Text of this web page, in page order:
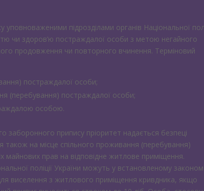
підрозділами органів Національної
чи здоров’ю постраждалої особи з метою негайного
продовження чи повторного вчинення. Терміновий
постраждалої особи;
(перебування) постраждалої особи;
особою.
заборонного припису пріоритет надається безпеці
на місце спільного проживання (перебування)
майнових прав на відповідне житлове приміщення.
поліції України можуть у встановленому законом
виселення з житлового приміщення кривдника, якщо